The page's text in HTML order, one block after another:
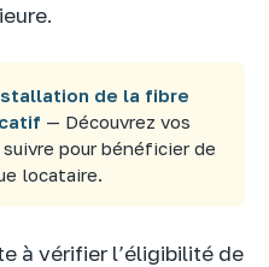
de la fibre
— Découvrez vos
pour bénéficier de
locataire.
à vérifier l’éligibilité de